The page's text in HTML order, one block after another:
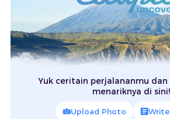
Yuk ceritain perjalananmu
menariknya di sini!
Upload Photo